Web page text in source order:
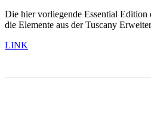
Die hier vorliegende Essential Edition
die Elemente aus der Tuscany
LINK